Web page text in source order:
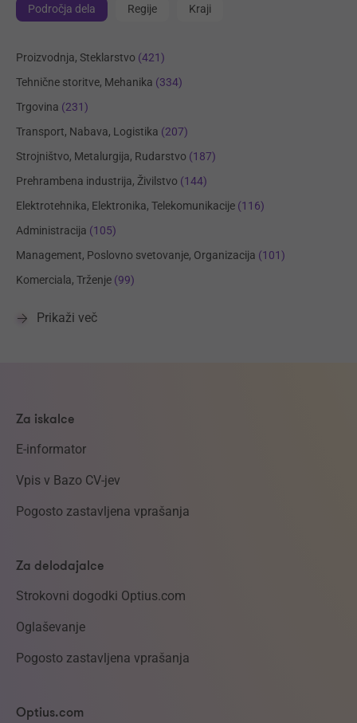
Področja dela Regije Kraji
Proizvodnja, Steklarstvo (421)
Tehnične storitve, Mehanika (334)
Trgovina (231)
Transport, Nabava, Logistika (207)
Strojništvo, Metalurgija, Rudarstvo (187)
Prehrambena industrija, Živilstvo (144)
Elektrotehnika, Elektronika, Telekomunikacije (116)
Administracija (105)
Management, Poslovno svetovanje, Organizacija (101)
Komerciala, Trženje (99)
Prikaži več
Za iskalce
E-informator
Vpis v Bazo CV-jev
Pogosto zastavljena vprašanja
Za delodajalce
Strokovni dogodki Optius.com
Oglaševanje
Pogosto zastavljena vprašanja
Optius.com